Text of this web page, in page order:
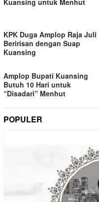
KPK Duga Amplop Raja Juli
Beririsan dengan Suap
Kuansing
Amplop Bupati Kuansing
Butuh 10 Hari untuk
“Disadari” Menhut
POPULER